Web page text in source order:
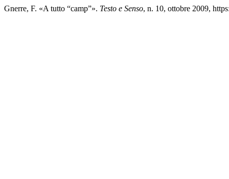
Gnerre, F. «A tutto “camp”». Testo e Senso, n. 10, ottobre 2009,